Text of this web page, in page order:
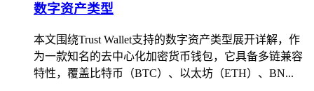
数字资产类型
本文围绕Trust Wallet支持的数字资产类型展开详解，作
为一款知名的去中心化加密货币钱包，它具备多链兼容
特性，覆盖比特币（BTC）、以太坊（ETH）、BN...